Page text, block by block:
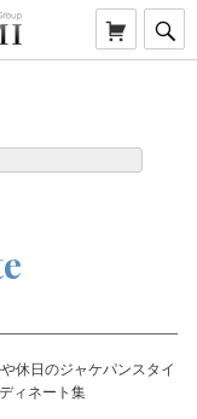
休日のジャケパンスタイ
ィネート集